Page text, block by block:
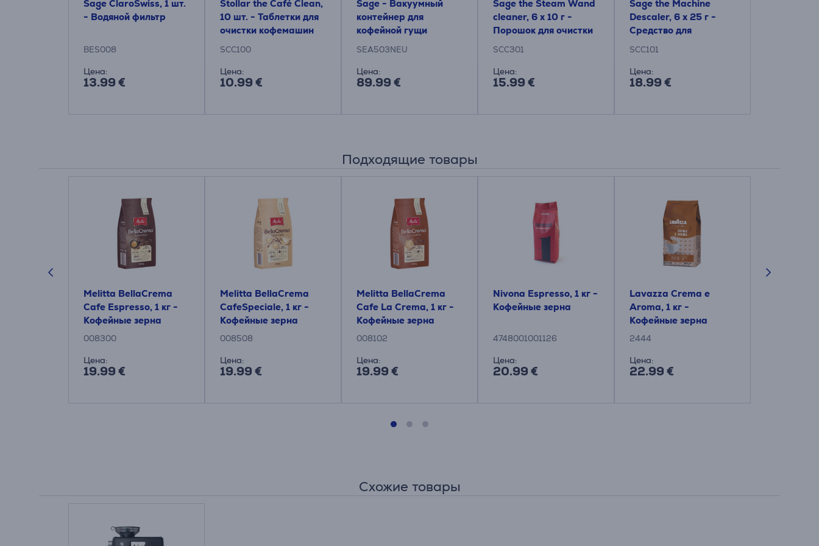
Sage ClaroSwiss, 1 шт.
- Водяной фильтр
BES008
Цена:
13.99 €
Stollar the Café Clean,
10 шт. - Таблетки для
очистки кофемашин
SCC100
Цена:
10.99 €
Sage - Вакуумный
контейнер для
кофейной гущи
SEA503NEU
Цена:
89.99 €
Sage the Steam Wand
cleaner, 6 x 10 г -
Порошок для очистки
паровой трубки
SCC301
Цена:
15.99 €
Sage the Machine
Descaler, 6 x 25 г -
Средство для
удаления накипи
SCC101
Цена:
18.99 €
Подходящие товары
Melitta BellaCrema
Cafe Espresso, 1 кг -
Кофейные зерна
008300
Цена:
19.99 €
Melitta BellaCrema
CafeSpeciale, 1 кг -
Кофейные зерна
008508
Цена:
19.99 €
Melitta BellaCrema
Cafe La Crema, 1 кг -
Кофейные зерна
008102
Цена:
19.99 €
Nivona Espresso, 1 кг -
Кофейные зерна
4748001001126
Цена:
20.99 €
Lavazza Crema e
Aroma, 1 кг -
Кофейные зерна
2444
Цена:
22.99 €
Схожие товары